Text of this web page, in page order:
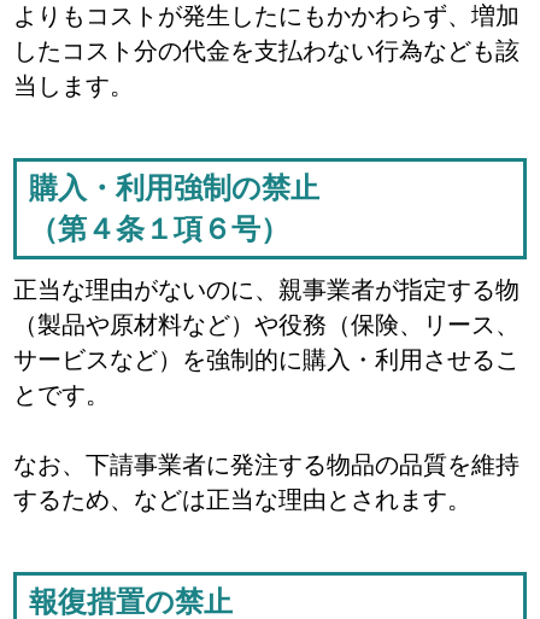
よりもコストが発生したにもかかわらず、増加
したコスト分の代金を支払わない行為なども該
当します。
購入・利用強制の禁止
（第４条１項６号）
正当な理由がないのに、親事業者が指定する物
（製品や原材料など）や役務（保険、リース、
サービスなど）を強制的に購入・利用させるこ
とです。
なお、下請事業者に発注する物品の品質を維持
するため、などは正当な理由とされます。
報復措置の禁止